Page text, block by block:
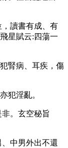
讀書有成、有
星賦云: 四蕩一
腎病、耳疾，傷
犯淫亂。
。玄空秘旨
中男外出不還